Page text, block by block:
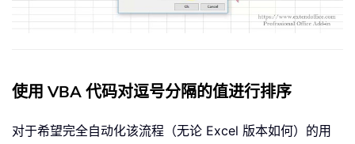
使用 VBA 代码对逗号分隔的值进行排序
对于希望完全自动化该流程（无论 Excel 版本如何）的用